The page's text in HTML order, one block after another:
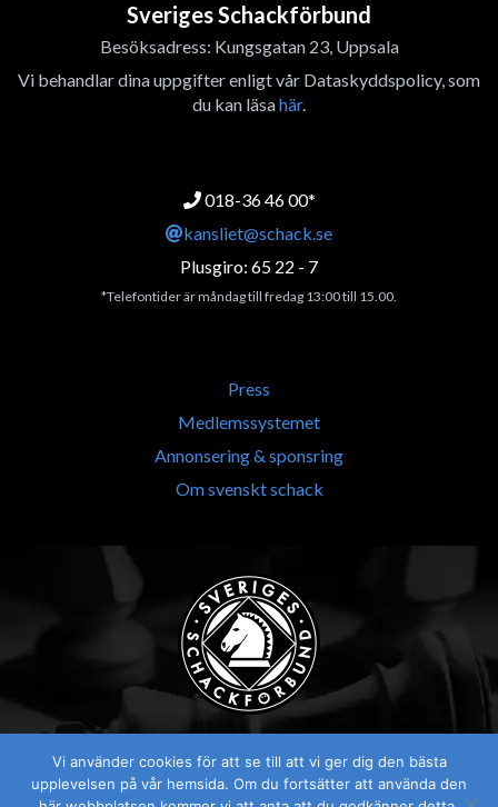
Sveriges Schackförbund
Besöksadress: Kungsgatan 23, Uppsala
Vi behandlar dina uppgifter enligt vår Dataskyddspolicy, som
du kan läsahär.
018-36 46 00*
kansliet@schack.se
Plusgiro: 65 22 - 7
*Telefontider är måndag till fredag 13:00 till 15.00.
Press
Medlemssystemet
Annonsering & sponsring
Om svenskt schack
Vi använder cookies för att se till att vi ger dig den bästa
upplevelsen på vår hemsida. Om du fortsätter att använda den